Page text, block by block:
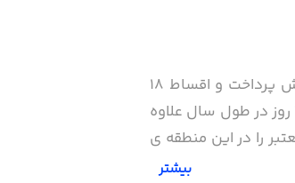
در طرح "طاها" شرکت انبوه سازان آرش، شرایط استثنایی فراهم شده تا مشتریان بتوانند فقط با 99 میلیون تومان پیش پرداخت و اقساط 18
ماهه، مالک یک سهم معادل نیم دانگ از یک واحد ویلایی کاملا مبله در یکی از شهرک های ویلایی زیبای آرش بشوند و 40 روز در طول سال علاوه
را در این منطقه ی
بیشتر